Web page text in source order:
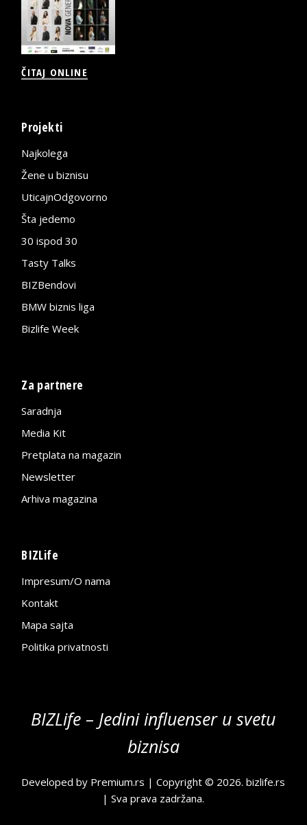
ČITAJ ONLINE
Projekti
Najkolega
Žene u biznisu
UticajnOdgovorno
Šta jedemo
30 ispod 30
Tasty Talks
BIZBendovi
BMW biznis liga
Bizlife Week
Za partnere
Saradnja
Media Kit
Pretplata na magazin
Newsletter
Arhiva magazina
BIZLife
Impresum/O nama
Kontakt
Mapa sajta
Politika privatnosti
BIZLife – Jedini influenser u svetu
biznisa
Developed by Premium.rs | Copyright © 2026.bizlife.rs
| Sva prava zadržana.